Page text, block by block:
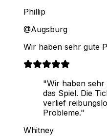
Phillip
@Augsburg
Wir haben sehr gute
"Wir haben
das Spiel. Die
verlief
Probleme."
Whitney